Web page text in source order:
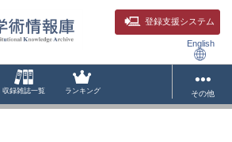
登録支援システム
English
収録雑誌一覧 ランキング その他